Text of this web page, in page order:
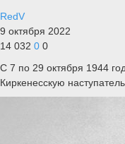
RedV
9 октября 2022
14 032 0 0
С 7 по 29 октября 1944
Киркенесскую